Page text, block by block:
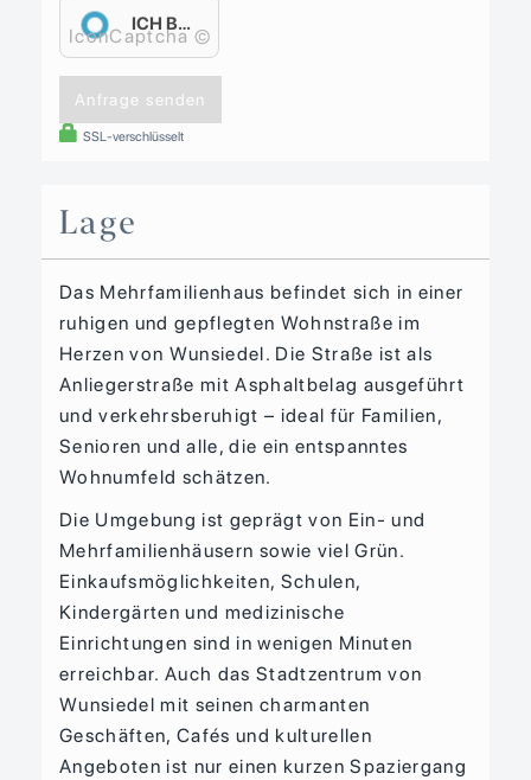
Anfrage senden
SSL-verschlüsselt
ICH BIN EIN MENSCH.
IconCaptcha ©
Lage
Das Mehrfamilienhaus befindet sich in einer
ruhigen und gepflegten Wohnstraße im
Herzen von Wunsiedel. Die Straße ist als
Anliegerstraße mit Asphaltbelag ausgeführt
und verkehrsberuhigt – ideal für Familien,
Senioren und alle, die ein entspanntes
Wohnumfeld schätzen.
Die Umgebung ist geprägt von Ein- und
Mehrfamilienhäusern sowie viel Grün.
Einkaufsmöglichkeiten, Schulen,
Kindergärten und medizinische
Einrichtungen sind in wenigen Minuten
erreichbar. Auch das Stadtzentrum von
Wunsiedel mit seinen charmanten
Geschäften, Cafés und kulturellen
Angeboten ist nur einen kurzen Spaziergang